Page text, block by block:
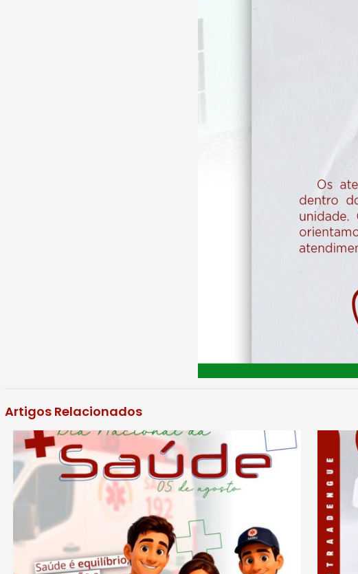
Artigos Relacionados